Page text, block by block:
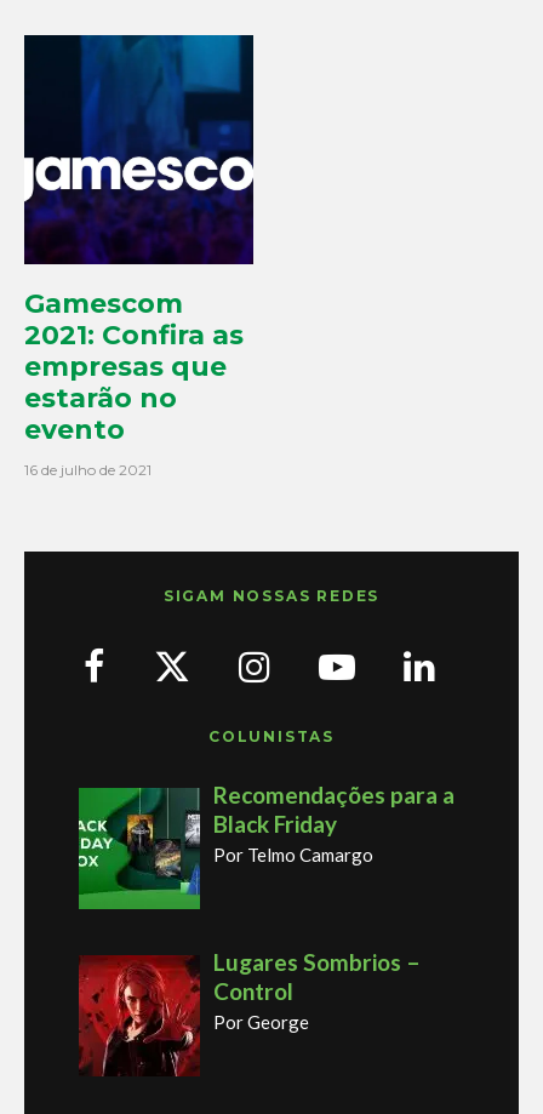
Gamescom
2021: Confira as
empresas que
estarão no
evento
16 de julho de 2021
SIGAM NOSSAS REDES
COLUNISTAS
Recomendações para a
Black Friday
Por Telmo Camargo
Lugares Sombrios –
Control
Por George